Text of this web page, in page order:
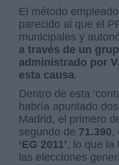
El método
parecido al que el
municipales y
a través de un
administrado por
esta causa.
Dentro de esta
habría apuntado
Madrid, el primero
segundo de 71.390,
‘EG 2011’, lo que la
las elecciones